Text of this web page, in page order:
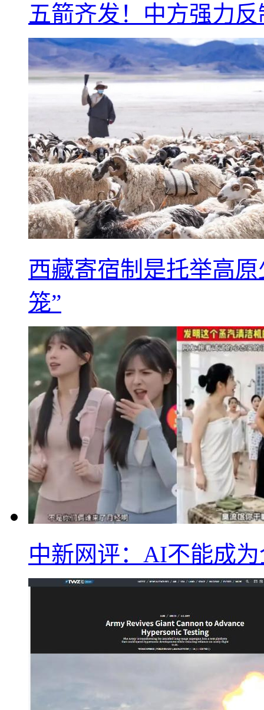
五箭齐发！中方强力
西藏寄宿制是托举高
笼”
中新网评：AI不能成